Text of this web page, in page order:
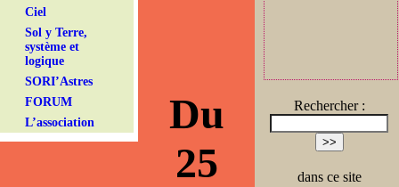
Ciel
Sol y Terre,
système et
logique
SORI’Astres
FORUM
L’association
Rechercher :
dans ce site
Du
25